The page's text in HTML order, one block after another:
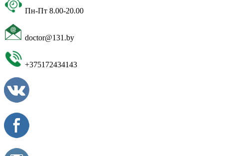
Пн-Пт 8.00-20.00
doctor@131.by
+375172434143